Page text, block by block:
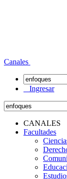
Canales
Ingresar
CANALES
Facultades